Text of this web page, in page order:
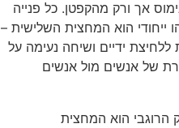
אך ורק מהקפטן. כל פנייה
ייחודי הוא המחצית השלישית –
ללחיצת ידיים ושיחה נעימה על
של אנשים מול אנשים
הרוגבי הוא המחצית